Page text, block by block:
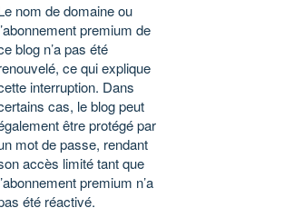
nom de domaine ou
premium de
blog n’a pas été
ce qui explique
interruption. Dans
cas, le blog peut
être protégé par
mot de passe, rendant
accès limité tant que
premium n’a
été réactivé.